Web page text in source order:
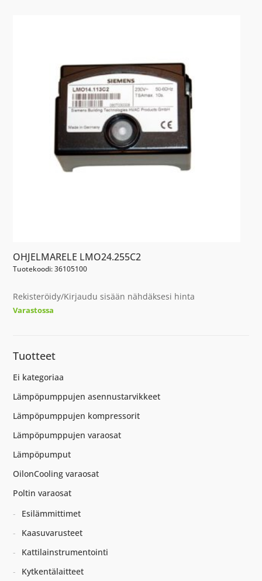
OHJELMARELE LMO24.255C2
Tuotekoodi: 36105100
Rekisteröidy/Kirjaudu sisään nähdäksesi hinta
Varastossa
Tuotteet
Ei kategoriaa
Lämpöpumppujen asennustarvikkeet
Lämpöpumppujen kompressorit
Lämpöpumppujen varaosat
Lämpöpumput
OilonCooling varaosat
Poltin varaosat
Esilämmittimet
Kaasuvarusteet
Kattilainstrumentointi
Kytkentälaitteet